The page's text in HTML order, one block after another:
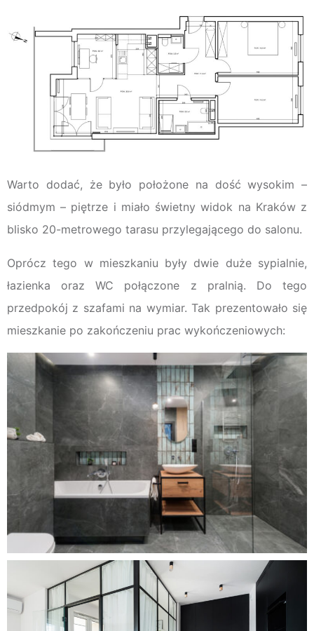
Warto dodać, że było położone na dość wysokim –
siódmym – piętrze i miało świetny widok na Kraków z
blisko 20-metrowego tarasu przylegającego do salonu.
Oprócz tego w mieszkaniu były dwie duże sypialnie,
łazienka oraz WC połączone z pralnią. Do tego
przedpokój z szafami na wymiar. Tak prezentowało się
mieszkanie po zakończeniu prac wykończeniowych: